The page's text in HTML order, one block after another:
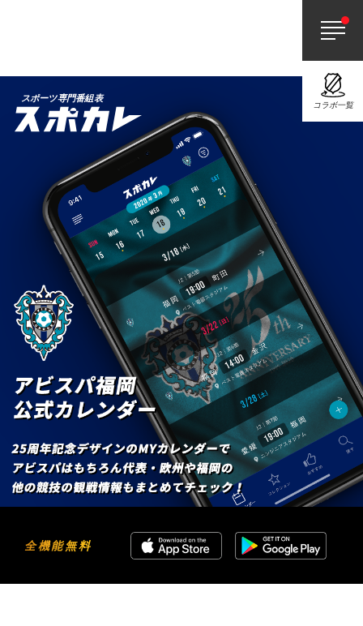
コラボ一覧
スポーツ専門番組表
全機能無料